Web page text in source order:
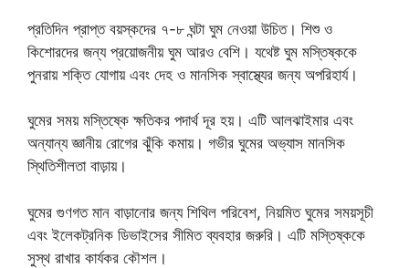
প্রতিদিন প্রাপ্ত বয়স্কদের ৭-৮ ঘন্টা ঘুম নেওয়া উচিত। শিশু ও
কিশোরদের জন্য প্রয়োজনীয় ঘুম আরও বেশি। যথেষ্ট ঘুম মস্তিষ্ককে
পুনরায় শক্তি যোগায় এবং দেহ ও মানসিক স্বাস্থ্যের জন্য অপরিহার্য।
ঘুমের সময় মস্তিষ্কে ক্ষতিকর পদার্থ দূর হয়। এটি আলঝাইমার এবং
অন্যান্য জ্ঞানীয় রোগের ঝুঁকি কমায়। গভীর ঘুমের অভ্যাস মানসিক
স্থিতিশীলতা বাড়ায়।
ঘুমের গুণগত মান বাড়ানোর জন্য শিথিল পরিবেশ, নিয়মিত ঘুমের সময়সূচী
এবং ইলেকট্রনিক ডিভাইসের সীমিত ব্যবহার জরুরি। এটি মস্তিষ্ককে
সুস্থ রাখার কার্যকর কৌশল।